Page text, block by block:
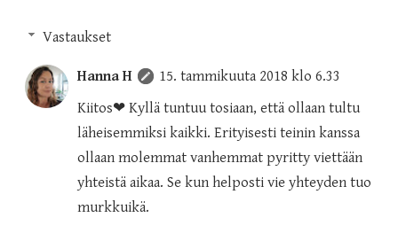
Vastaukset
Hanna H
15. tammikuuta 2018 klo 6.33
Kiitos❤ Kyllä tuntuu tosiaan, että ollaan tultu
läheisemmiksi kaikki. Erityisesti teinin kanssa
ollaan molemmat vanhemmat pyritty viettään
yhteistä aikaa. Se kun helposti vie yhteyden tuo
murkkuikä.